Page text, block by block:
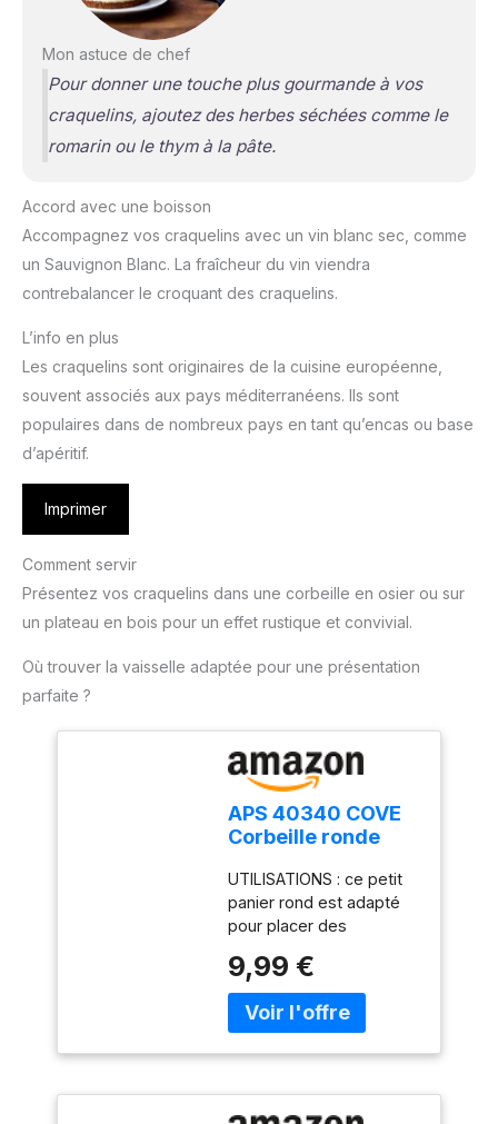
Mon astuce de chef
Pour donner une touche plus gourmande à vos
craquelins, ajoutez des herbes séchées comme le
romarin ou le thym à la pâte.
Accord avec une boisson
Accompagnez vos craquelins avec un vin blanc sec, comme
un Sauvignon Blanc. La fraîcheur du vin viendra
contrebalancer le croquant des craquelins.
L’info en plus
Les craquelins sont originaires de la cuisine européenne,
souvent associés aux pays méditerranéens. Ils sont
populaires dans de nombreux pays en tant qu’encas ou base
d’apéritif.
Imprimer
Comment servir
Présentez vos craquelins dans une corbeille en osier ou sur
un plateau en bois pour un effet rustique et convivial.
Où trouver la vaisselle adaptée pour une présentation
parfaite ?
APS 40340 COVE
Corbeille ronde
polypropylène,
récipient en osier
pour petits pains
ou aliments,
diamètre : 20 cm,
hauteur : 7 cm,
beige
UTILISATIONS : ce petit
panier rond est adapté
pour placer des
des tables individuelles.
Le pain et les petits
pains restent attrayants
(par exemple du buffet à
la table). MATÉRIAU : ce
9,99 €